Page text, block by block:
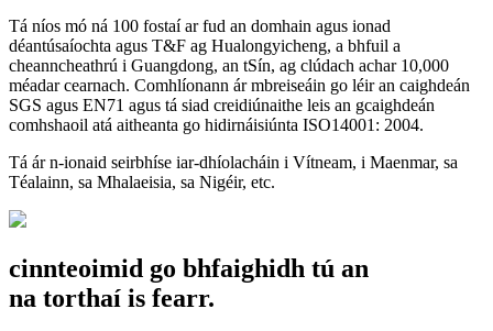
Tá níos mó ná 100 fostaí ar fud an domhain agus ionad
déantúsaíochta agus T&F ag Hualongyicheng, a bhfuil a
cheanncheathrú i Guangdong, an tSín, ag clúdach achar 10,000
méadar cearnach. Comhlíonann ár mbreiseáin go léir an caighdeán
SGS agus EN71 agus tá siad creidiúnaithe leis an gcaighdeán
comhshaoil ​​atá aitheanta go hidirnáisiúnta ISO14001: 2004.
Tá ár n-ionaid seirbhíse iar-dhíolacháin i Vítneam, i Maenmar, sa
Téalainn, sa Mhalaeisia, sa Nigéir, etc.
cinnteoimid go bhfaighidh tú an
na torthaí is fearr.